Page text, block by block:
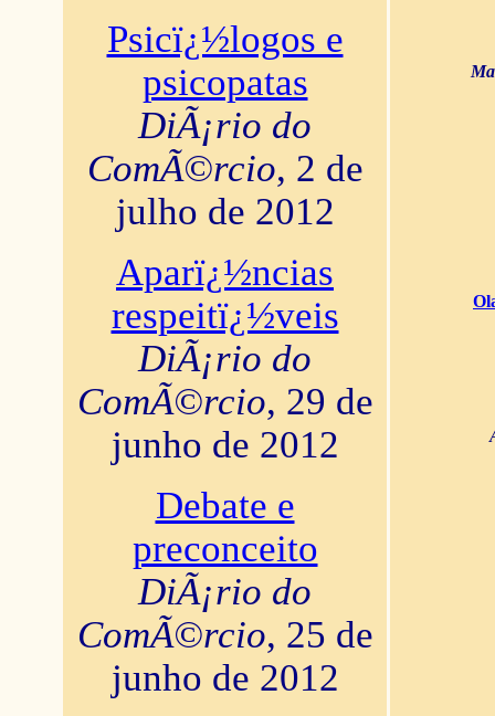
Psicï¿½logos e
psicopatas
DiÃ¡rio do
ComÃ©rcio, 2 de
julho de 2012
Aparï¿½ncias
respeitï¿½veis
DiÃ¡rio do
ComÃ©rcio, 29 de
junho de 2012
Debate e
preconceito
DiÃ¡rio do
ComÃ©rcio, 25 de
junho de 2012